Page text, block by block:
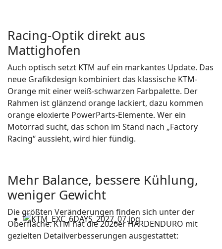
Racing-Optik direkt aus
Mattighofen
Auch optisch setzt KTM auf ein markantes Update. Das
neue Grafikdesign kombiniert das klassische KTM-
Orange mit einer weiß-schwarzen Farbpalette. Der
Rahmen ist glänzend orange lackiert, dazu kommen
orange eloxierte PowerParts-Elemente. Wer ein
Motorrad sucht, das schon im Stand nach „Factory
Racing“ aussieht, wird hier fündig.
Mehr Balance, bessere Kühlung,
weniger Gewicht
Die größten Veränderungen finden sich unter der
Oberfläche. KTM hat die 2026er HARDENDURO mit
gezielten Detailverbesserungen ausgestattet: